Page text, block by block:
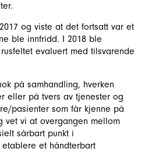
og viste at det fortsatt var et
ble innfridd. I 2018 ble
evaluert med tilsvarende
på samhandling, hverken
eller på tvers av tjenester og
pasienter som får kjenne på
vet vi at overgangen mellom
sårbart punkt i
et håndterbart